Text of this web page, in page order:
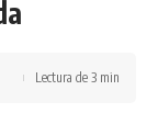
Lectura de 3 min